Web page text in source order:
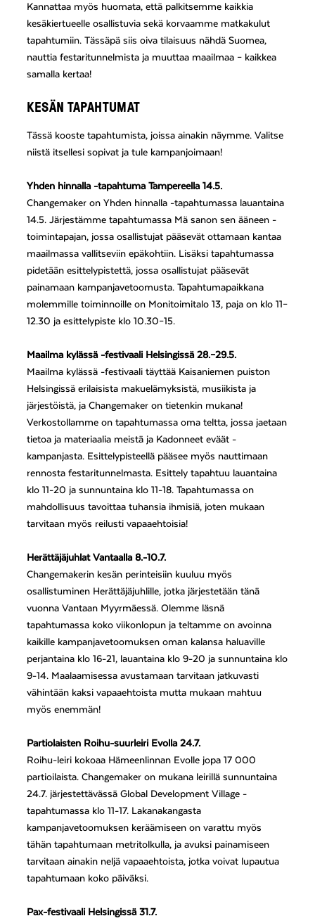
Kannattaa myös huomata, että palkitsemme kaikkia
kesäkiertueelle osallistuvia sekä korvaamme matkakulut
tapahtumiin. Tässäpä siis oiva tilaisuus nähdä Suomea,
nauttia festaritunnelmista ja muuttaa maailmaa – kaikkea
samalla kertaa!
KESÄN TAPAHTUMAT
Tässä kooste tapahtumista, joissa ainakin näymme. Valitse
niistä itsellesi sopivat ja tule kampanjoimaan!
Yhden hinnalla -tapahtuma Tampereella 14.5.
Changemaker on Yhden hinnalla -tapahtumassa lauantaina
14.5. Järjestämme tapahtumassa Mä sanon sen ääneen -
toimintapajan, jossa osallistujat pääsevät ottamaan kantaa
maailmassa vallitseviin epäkohtiin. Lisäksi tapahtumassa
pidetään esittelypistettä, jossa osallistujat pääsevät
painamaan kampanjavetoomusta. Tapahtumapaikkana
molemmille toiminnoille on Monitoimitalo 13, paja on klo 11–
12.30 ja esittelypiste klo 10.30–15.
Maailma kylässä -festivaali Helsingissä 28.–29.5.
Maailma kylässä -festivaali täyttää Kaisaniemen puiston
Helsingissä erilaisista makuelämyksistä, musiikista ja
järjestöistä, ja Changemaker on tietenkin mukana!
Verkostollamme on tapahtumassa oma teltta, jossa jaetaan
tietoa ja materiaalia meistä ja Kadonneet eväät -
kampanjasta. Esittelypisteellä pääsee myös nauttimaan
rennosta festaritunnelmasta. Esittely tapahtuu lauantaina
klo 11-20 ja sunnuntaina klo 11-18. Tapahtumassa on
mahdollisuus tavoittaa tuhansia ihmisiä, joten mukaan
tarvitaan myös reilusti vapaaehtoisia!
Herättäjäjuhlat Vantaalla 8.-10.7.
Changemakerin kesän perinteisiin kuuluu myös
osallistuminen Herättäjäjuhlille, jotka järjestetään tänä
vuonna Vantaan Myyrmäessä. Olemme läsnä
tapahtumassa koko viikonlopun ja teltamme on avoinna
kaikille kampanjavetoomuksen oman kalansa haluaville
perjantaina klo 16-21, lauantaina klo 9-20 ja sunnuntaina klo
9-14. Maalaamisessa avustamaan tarvitaan jatkuvasti
vähintään kaksi vapaaehtoista mutta mukaan mahtuu
myös enemmän!
Partiolaisten Roihu-suurleiri Evolla 24.7.
Roihu-leiri kokoaa Hämeenlinnan Evolle jopa 17 000
partioilaista. Changemaker on mukana leirillä sunnuntaina
24.7. järjestettävässä Global Development Village -
tapahtumassa klo 11-17. Lakanakangasta
kampanjavetoomuksen keräämiseen on varattu myös
tähän tapahtumaan metritolkulla, ja avuksi painamiseen
tarvitaan ainakin neljä vapaaehtoista, jotka voivat lupautua
tapahtumaan koko päiväksi.
Pax-festivaali Helsingissä 31.7.